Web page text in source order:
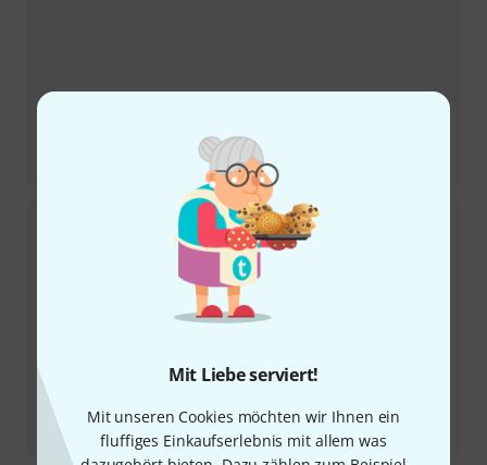
Mit Liebe serviert!
Mit unseren Cookies möchten wir Ihnen ein
fluffiges Einkaufserlebnis mit allem was
Sire Marcus Miller Z7-5 3TSB
Testbericht
OBNE Beam Splitter